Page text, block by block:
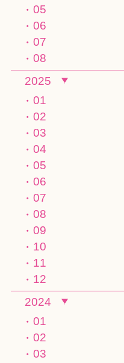
05
06
07
08
2025
01
02
03
04
05
06
07
08
09
10
11
12
2024
01
02
03